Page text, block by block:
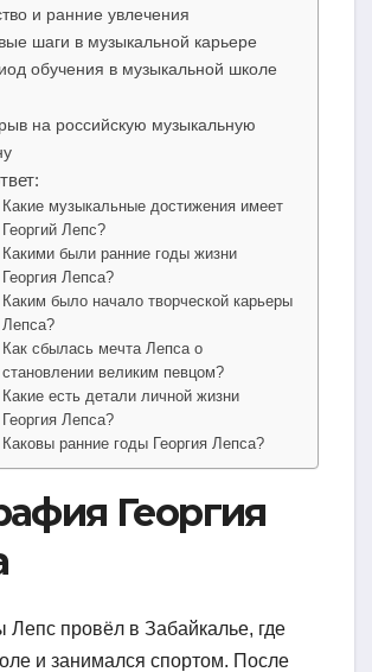
и ранние увлечения
шаги в музыкальной карьере
обучения в музыкальной школе
на российскую музыкальную
Какие музыкальные достижения имеет
Георгий Лепс?
Какими были ранние годы жизни
Георгия Лепса?
Каким было начало творческой карьеры
Лепса?
Как сбылась мечта Лепса о
становлении великим певцом?
Какие есть детали личной жизни
Георгия Лепса?
Каковы ранние годы Георгия Лепса?
Георгия
Лепс провёл в Забайкалье, где
и занимался спортом. После